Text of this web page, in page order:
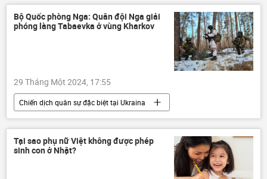
Bộ Quốc phòng Nga: Quân đội Nga giải
phóng làng Tabaevka ở vùng Kharkov
29 Tháng Một 2024, 17:55
Chiến dịch quân sự đặc biệt tại Ukraina
Bộ Quốc phòng Nga
Nga
Cuộc khủng hoảng ở Ukraina
Ukraina
Thế giới
Tại sao phụ nữ Việt không được phép
sinh con ở Nhật?